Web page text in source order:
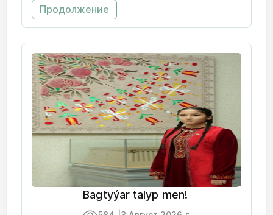
Продолжение
Bagtyýar talyp men!